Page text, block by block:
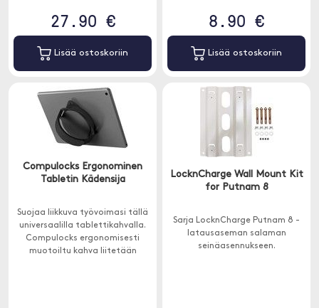
27.90 €
Lisää ostoskoriin
8.90 €
Lisää ostoskoriin
Compulocks Ergonominen
Tabletin Kädensija
Suojaa liikkuva työvoimasi tällä
universaalilla tablettikahvalla.
Compulocks ergonomisesti
muotoiltu kahva liitetään
LocknCharge Wall Mount Kit
for Putnam 8
Sarja LocknCharge Putnam 8 -
latausaseman salaman
seinäasennukseen.